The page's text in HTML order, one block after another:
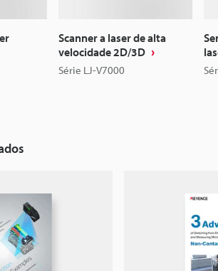
Scanner a laser de alta
velocidade 2D/3D
Série LJ-V7000